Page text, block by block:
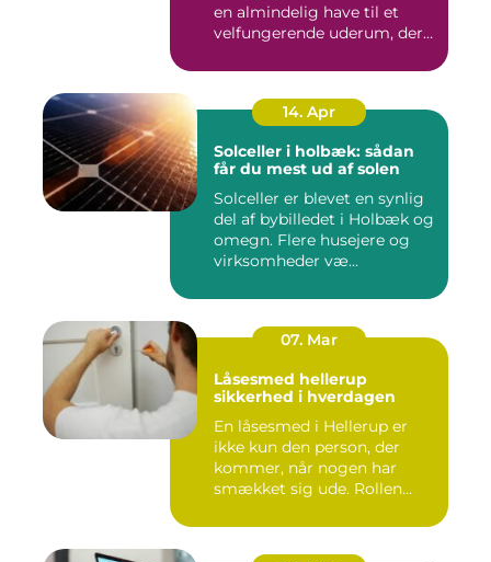
en almindelig have til et
velfungerende uderum, der
14. Apr
Solceller i holbæk: sådan
får du mest ud af solen
Solceller er blevet en synlig
del af bybilledet i Holbæk og
omegn. Flere husejere og
virksomheder væ...
07. Mar
Låsesmed hellerup
sikkerhed i hverdagen
En låsesmed i Hellerup er
ikke kun den person, der
kommer, når nogen har
smækket sig ude. Rollen